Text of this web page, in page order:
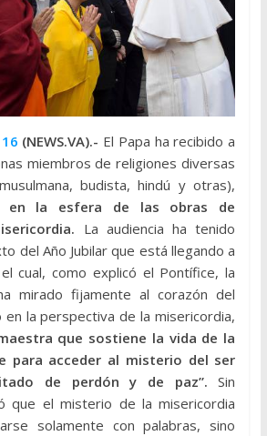
(NEWS.VA).- El Papa ha recibido a
miembros de religiones diversas
budista, hindú y otras),
en la esfera de las obras de
La audiencia ha tenido
del Año Jubilar que está llegando a
cual, como explicó el Pontífice, la
mirado fijamente al corazón del
en la perspectiva de la misericordia,
que sostiene la vida de la
para acceder al misterio del ser
de perdón y de paz”. Sin
que el misterio de la misericordia
solamente con palabras, sino